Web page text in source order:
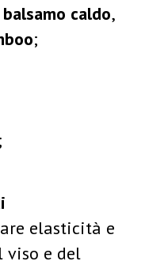
balsamo caldo,
;
;
elasticità e
viso e del